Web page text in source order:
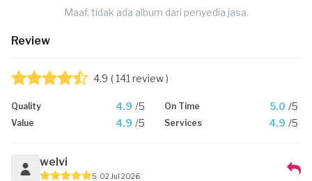
Maaf, tidak ada album dari penyedia jasa.
Review
4.9 ( 141 review )
Quality 4.9 /5 On Time 5.0 /5
Value 4.9 /5 Services 4.9 /5
welvi
5 02 Jul 2026